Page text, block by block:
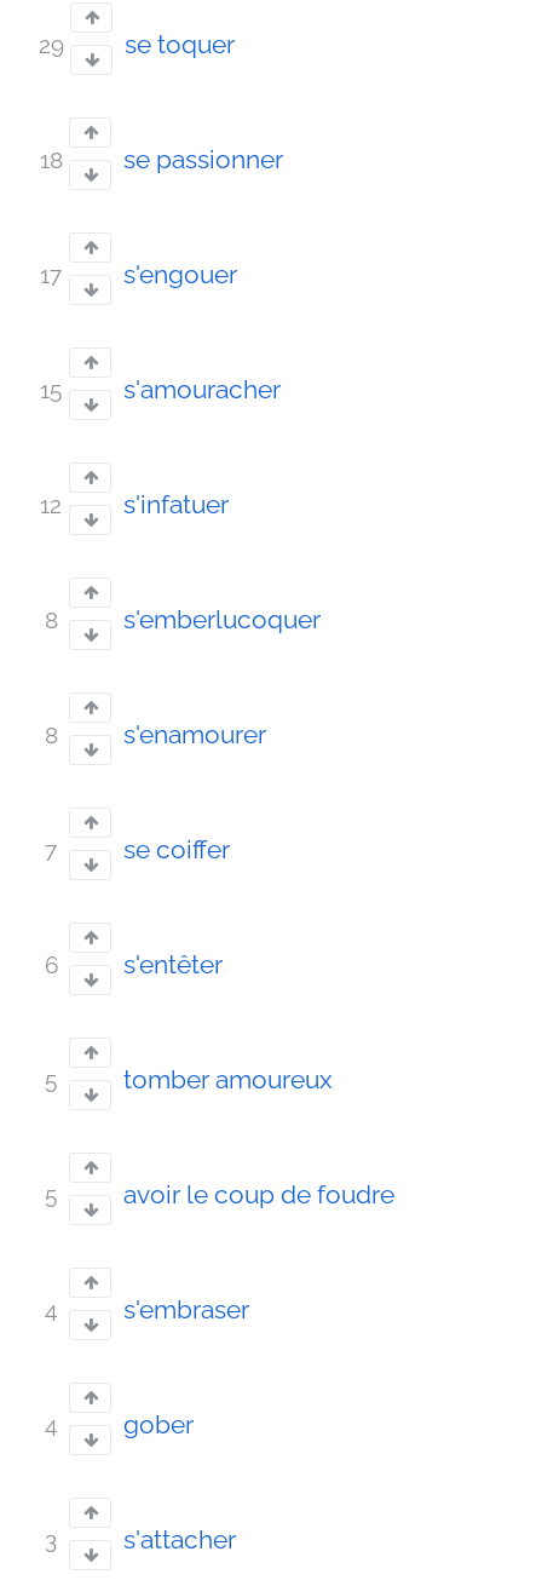
29 se toquer
18 se passionner
17 s'engouer
15 s'amouracher
12 s'infatuer
8 s'emberlucoquer
8 s'enamourer
7 se coiffer
6 s'entêter
5 tomber amoureux
5 avoir le coup de foudre
4 s'embraser
4 gober
3 s'attacher